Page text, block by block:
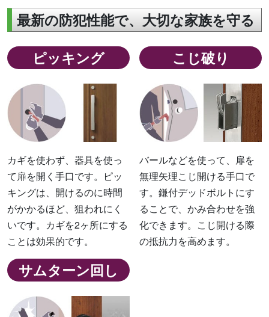
最新の防犯性能で、大切な家族を守る
ピッキング
カギを使わず、器具を使っ
て扉を開く手口です。ピッ
キングは、開けるのに時間
がかかるほど、狙われにく
いです。カギを2ヶ所にする
ことは効果的です。
こじ破り
バールなどを使って、扉を
無理矢理こじ開ける手口で
す。鎌付デッドボルトにす
ることで、かみ合わせを強
化できます。こじ開ける際
の抵抗力を高めます。
サムターン回し